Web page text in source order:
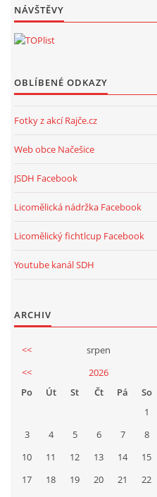
NÁVŠTĚVY
OBLÍBENÉ ODKAZY
Fotky z akcí Rajče.cz
Web obce Načešice
JSDH Facebook
Licomělická nádržka Facebook
Licomělický fichtlcup Facebook
Youtube kanál SDH
ARCHIV
<< srpen
<<
2026
Po
Út St Čt Pá So
1
3
4 5 6 7 8
10
11 12 13 14 15
17
18 19 20 21 22